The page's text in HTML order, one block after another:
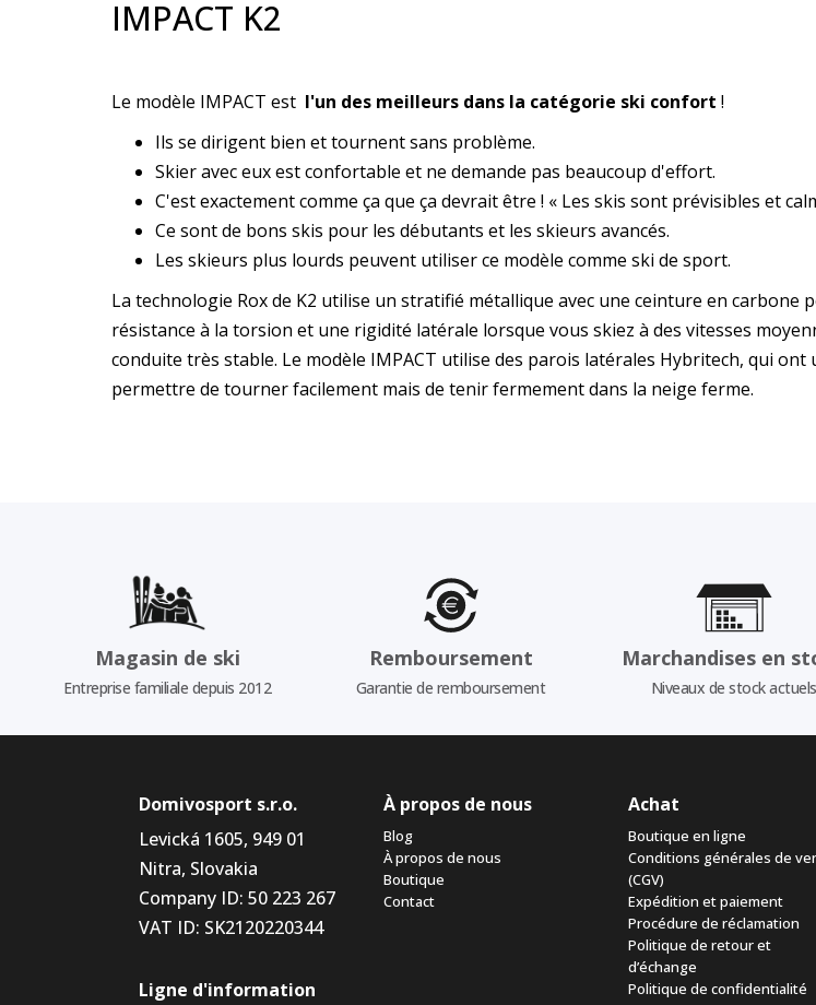
IMPACT K2
Le modèle IMPACT est l'un des meilleurs dans la catégorie ski confort !
Ils se dirigent bien et tournent sans problème.
Skier avec eux est confortable et ne demande pas beaucoup d'effort.
C'est exactement comme ça que ça devrait être ! « Les skis sont prévisibles et
Ce sont de bons skis pour les débutants et les skieurs avancés.
Les skieurs plus lourds peuvent utiliser ce modèle comme ski de sport.
La technologie Rox de K2 utilise un stratifié métallique avec une ceinture en
résistance à la torsion et une rigidité latérale lorsque vous skiez à des vitesses
conduite très stable. Le modèle IMPACT utilise des parois latérales Hybritech, qui
permettre de tourner facilement mais de tenir fermement dans la neige ferme.
Magasin de ski
Entreprise familiale depuis 2012
Remboursement
Garantie de remboursement
Marchandises en
Niveaux de stock actuels
Domivosport s.r.o.
Levická 1605, 949 01
Nitra, Slovakia
Company ID: 50 223 267
VAT ID: SK2120220344
Ligne d'information
À propos de nous
Blog
À propos de nous
Boutique
Contact
Achat
Boutique en ligne
Conditions générales de
(CGV)
Expédition et paiement
Procédure de réclamation
Politique de retour et
d’échange
Politique de confidentialité